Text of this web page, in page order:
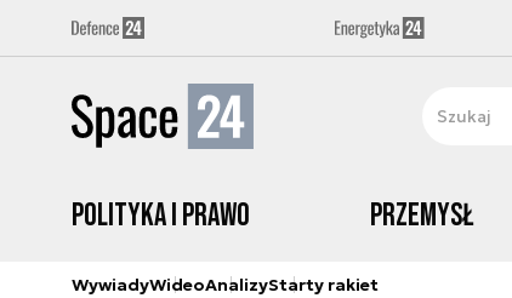
Polityka i prawo Przemysł
WywiadyWideoAnalizyStarty rakiet